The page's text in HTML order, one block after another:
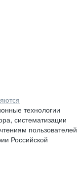
технологии
систематизации
пользователей
Российской